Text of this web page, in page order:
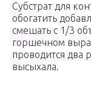
Субстрат для
обогатить
смешать с 1/3
горшечном
проводится два
высыхала.